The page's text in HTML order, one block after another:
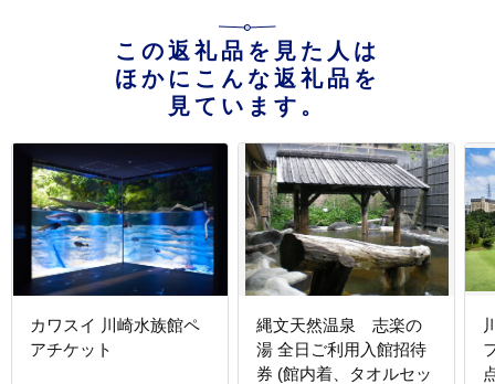
この返礼品を見た人は
ほかにこんな返礼品を
見ています。
カワスイ 川崎水族館ペ
アチケット
縄文天然温泉 志楽の
湯 全日ご利用入館招待
券 (館内着、タオルセッ